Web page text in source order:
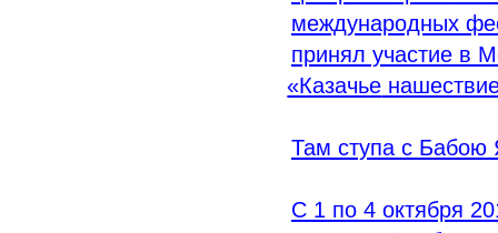
международных
принял участие в
«Казачье
Там ступа с Бабою
С 1 по 4 октября